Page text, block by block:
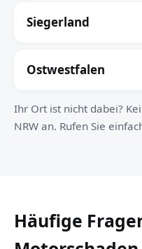
Siegerland
Ostwestfalen
Ihr Ort ist nicht dabei?
NRW an. Rufen Sie
Häufige